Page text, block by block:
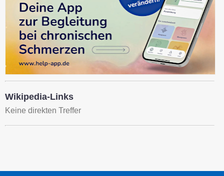
Wikipedia-Links
Keine direkten Treffer